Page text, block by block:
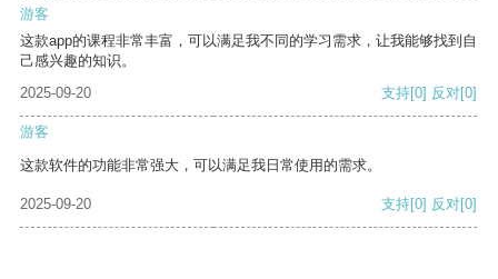
游客
这款app的课程非常丰富，可以满足我不同的学习需求，让我能够找到自
己感兴趣的知识。
2025-09-20
支持[0] 反对[0]
游客
这款软件的功能非常强大，可以满足我日常使用的需求。
2025-09-20 支持[0] 反对[0]